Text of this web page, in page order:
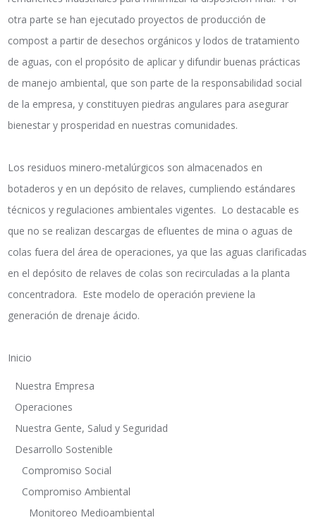
otra parte se han ejecutado proyectos de producción de
compost a partir de desechos orgánicos y lodos de tratamiento
de aguas, con el propósito de aplicar y difundir buenas prácticas
de manejo ambiental, que son parte de la responsabilidad social
de la empresa, y constituyen piedras angulares para asegurar
bienestar y prosperidad en nuestras comunidades.
Los residuos minero-metalúrgicos son almacenados en
botaderos y en un depósito de relaves, cumpliendo estándares
técnicos y regulaciones ambientales vigentes. Lo destacable es
que no se realizan descargas de efluentes de mina o aguas de
colas fuera del área de operaciones, ya que las aguas clarificadas
en el depósito de relaves de colas son recirculadas a la planta
concentradora. Este modelo de operación previene la
generación de drenaje ácido.
Inicio
Nuestra Empresa
Operaciones
Nuestra Gente, Salud y Seguridad
Desarrollo Sostenible
Compromiso Social
Compromiso Ambiental
Monitoreo Medioambiental